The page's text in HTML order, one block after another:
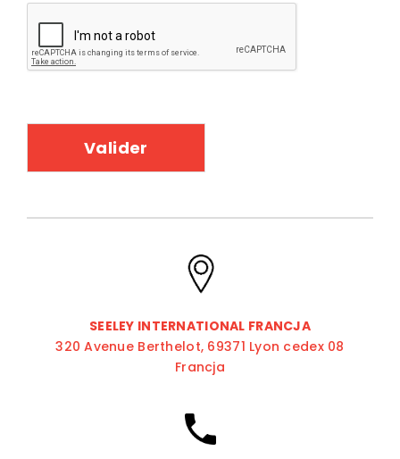
SEELEY INTERNATIONAL FRANCJA
320 Avenue Berthelot, 69371 Lyon cedex 08
Francja